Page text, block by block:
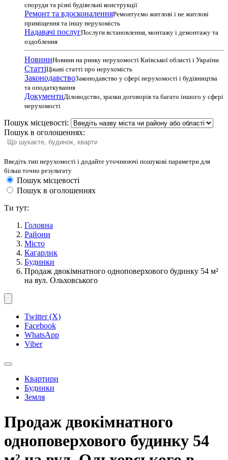
споруди та різні будівельні конструкції
Ремонт та вдосконаленняРемонтуємо житлові і не житлові
приміщення та іншу нерухомість
Надавачі послугПослуги встановлення, монтажу і демонтажу та
оздоблення
НовиниНовини на ринку нерухомості Київської області і України
СтаттіЦікаві статті про нерухомість
ЗаконодавствоЗаконодавство у сфері нерухомості і будівництва
та оподаткування
ДокументиДіловодство, зразки договорів та багато іншого у сфері
нерухомості
Пошук місцевості:
Пошук в оголошеннях:
Введіть тип нерухомості і додайте уточнюючі пошукові параметри для
більш точно результату
Пошук місцевості
Пошук в оголошеннях
Ти тут:
Головна
Райони
Місто
Кагарлик
Будинки
Продаж двокімнатного одноповерхового будинку 54 м²
на вул. Ольховського
Twitter (X)
Facebook
WhatsApp
Viber
Квартири
Будинки
Земля
Продаж двокімнатного
одноповерхового будинку 54